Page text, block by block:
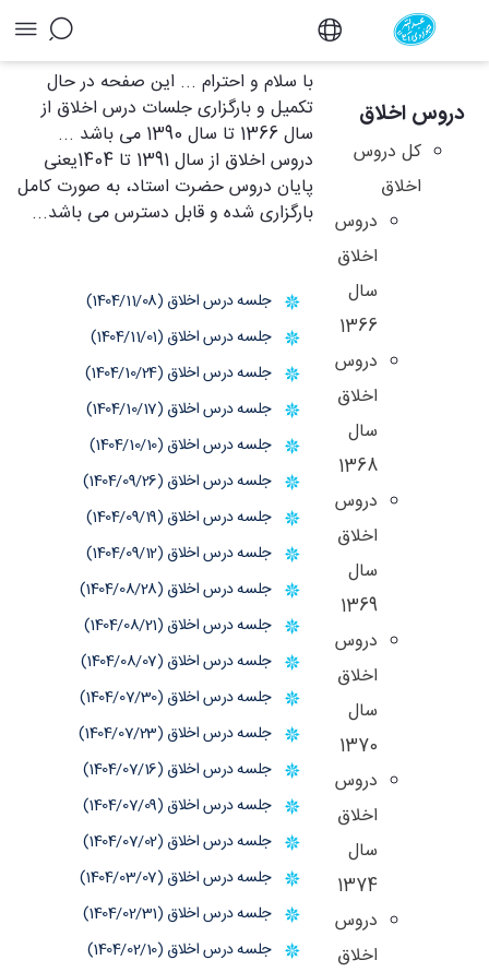
آرشیو دروس اخلاق - دفتر
دروس اخلاق
کل دروس
اخلاق
دروس
اخلاق
سال
1366
دروس
اخلاق
سال
1368
دروس
اخلاق
سال
1369
دروس
اخلاق
سال
1370
دروس
اخلاق
سال
1374
دروس
اخلاق
با سلام و احترام ... این صفحه در حال
تکمیل و بارگزاری جلسات درس اخلاق از
سال 1366 تا سال 1390 می باشد ...
دروس اخلاق از سال 1391 تا 1404یعنی
پایان دروس حضرت استاد، به صورت کامل
بارگزاری شده و قابل دسترس می باشد...
جلسه درس اخلاق (1404/11/08)
جلسه درس اخلاق (1404/11/01)
جلسه درس اخلاق (1404/10/24)
جلسه درس اخلاق (1404/10/17)
جلسه درس اخلاق (1404/10/10)
جلسه درس اخلاق (1404/09/26)
جلسه درس اخلاق (1404/09/19)
جلسه درس اخلاق (1404/09/12)
جلسه درس اخلاق (1404/08/28)
جلسه درس اخلاق (1404/08/21)
جلسه درس اخلاق (1404/08/07)
جلسه درس اخلاق (1404/07/30)
جلسه درس اخلاق (1404/07/23)
جلسه درس اخلاق (1404/07/16)
جلسه درس اخلاق (1404/07/09)
جلسه درس اخلاق (1404/07/02)
جلسه درس اخلاق (1404/03/07)
جلسه درس اخلاق (1404/02/31)
جلسه درس اخلاق (1404/02/10)